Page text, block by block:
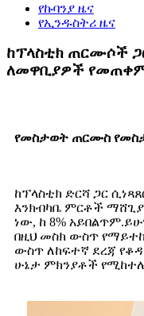
የኩባንያ ዜና
የኢንዱስትሪ ዜና
ከፕላስቲክ ጠርሙሶች
ለመዋቢያዎች
የመስታወት ጠርሙስ
ከፕላስቲክ ድርሻ ጋር
እንክብካቤ ምርቶች
ነው, ከ 8%
በዚህ መስክ ውስጥ
ውስጥ ለከፍተኛ ደረጃ
ሁኔታ ምክንያቶች